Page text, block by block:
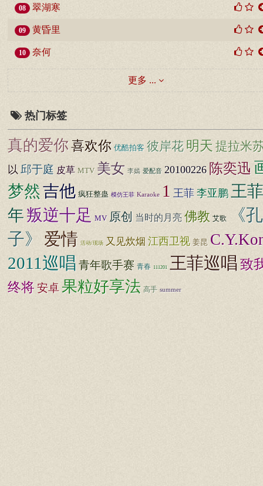
08 翠湖寒
09 黄昏里
10 奈何
更多 ...
热门标签
真的爱你喜欢你 优酷拍客 彼岸花 明天 提拉米
以 邱于庭 皮草 MTV 美女 李嫣 爱配音 20100226 陈奕迅
梦然吉他 疯狂整蛊 模仿王菲 Karaoke 1 王菲 李亚鹏 王
年叛逆十足 MV 原创 当时的月亮 佛教 艾歌
《孔
子》
爱情 活动/现场 又见炊烟 江西卫视 姜昆
2011巡唱 青年歌手赛 青春 111201 王菲巡唱 致
终将安卓果粒好享法 高手 summer